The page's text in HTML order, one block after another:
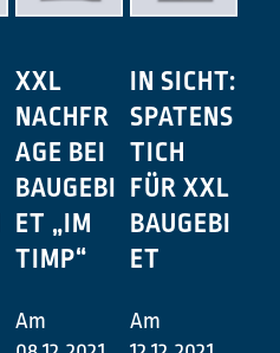
XXL
NACHFR
AGE BEI
BAUGEBI
ET „IM
TIMP“
Am
IN SICHT:
SPATENS
TICH
FÜR XXL
BAUGEBI
ET
Am